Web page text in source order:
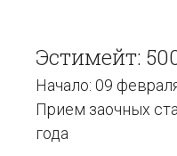
Эстимейт:
Начало: 09
Прием заочных
года